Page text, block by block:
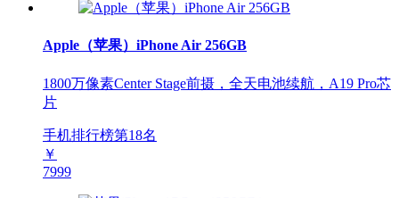
Apple（苹果）iPhone Air 256GB
1800万像素Center Stage前摄，全天电池续航，A19 Pro芯
片
手机排行榜第18名
￥
7999